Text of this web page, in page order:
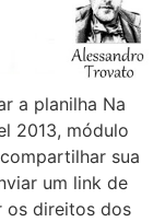
a planilha Na
2013, módulo
sua
um link de
os direitos dos